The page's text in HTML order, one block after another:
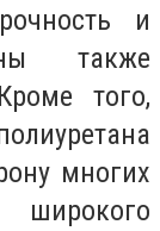
и
также
того,
многих
широкого